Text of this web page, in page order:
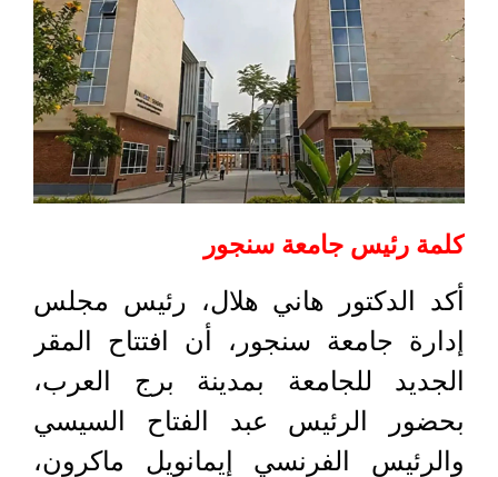
كلمة رئيس جامعة سنجور
أكد الدكتور هاني هلال، رئيس مجلس
إدارة جامعة سنجور، أن افتتاح المقر
الجديد للجامعة بمدينة برج العرب،
بحضور الرئيس عبد الفتاح السيسي
والرئيس الفرنسي إيمانويل ماكرون،